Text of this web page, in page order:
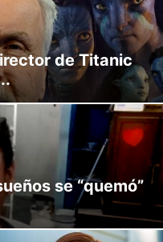
OPINION PODCAST
REINVENTADOS
ULTIMA NOTA FRANQUICIAS
IMPOSIBLES
de Titanic
se “quemó”